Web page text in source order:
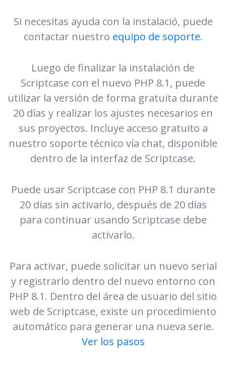
Si necesitas ayuda con la instalació, puede
contactar nuestro equipo de soporte.
Luego de finalizar la instalación de
Scriptcase con el nuevo PHP 8.1, puede
utilizar la versión de forma gratuita durante
20 días y realizar los ajustes necesarios en
sus proyectos. Incluye acceso gratuito a
nuestro soporte técnico vía chat, disponible
dentro de la interfaz de Scriptcase.
Puede usar Scriptcase con PHP 8.1 durante
20 días sin activarlo, después de 20 días
para continuar usando Scriptcase debe
activarlo.
Para activar, puede solicitar un nuevo serial
y registrarlo dentro del nuevo entorno con
PHP 8.1. Dentro del área de usuario del sitio
web de Scriptcase, existe un procedimiento
automático para generar una nueva serie.
Ver los pasos